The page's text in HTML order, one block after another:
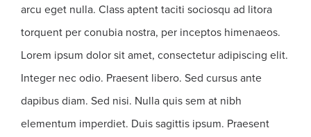
arcu eget nulla. Class aptent taciti sociosqu ad litora
torquent per conubia nostra, per inceptos himenaeos.
Lorem ipsum dolor sit amet, consectetur adipiscing elit.
Integer nec odio. Praesent libero. Sed cursus ante
dapibus diam. Sed nisi. Nulla quis sem at nibh
elementum imperdiet. Duis sagittis ipsum. Praesent